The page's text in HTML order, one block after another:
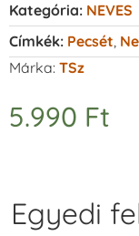
Kategória: NEVES
Címkék: Pecsét,
Márka: TSz
5.990 Ft
Egyedi